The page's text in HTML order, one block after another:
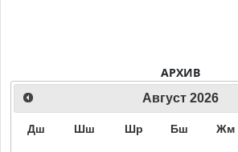
АРХИВ
Август 2026
Дш Шш Шр Бш Жм